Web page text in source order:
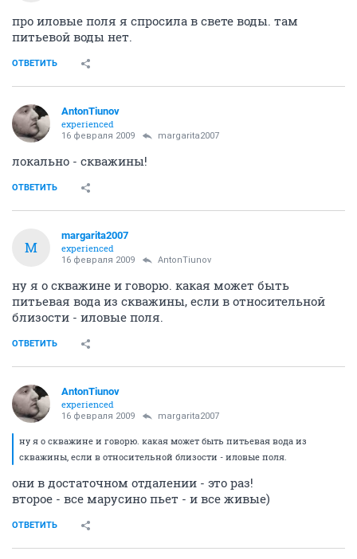
про иловые поля я спросила в свете воды. там
питьевой воды нет.
ОТВЕТИТЬ
AntonTiunov
experienced
16 февраля 2009 margarita2007
локально - скважины!
ОТВЕТИТЬ
M
margarita2007
experienced
16 февраля 2009 AntonTiunov
ну я о скважине и говорю. какая может быть
питьевая вода из скважины, если в относительной
близости - иловые поля.
ОТВЕТИТЬ
AntonTiunov
experienced
16 февраля 2009 margarita2007
ну я о скважине и говорю. какая может быть питьевая вода из
скважины, если в относительной близости - иловые поля.
они в достаточном отдалении - это раз!
второе - все марусино пьет - и все живые)
ОТВЕТИТЬ